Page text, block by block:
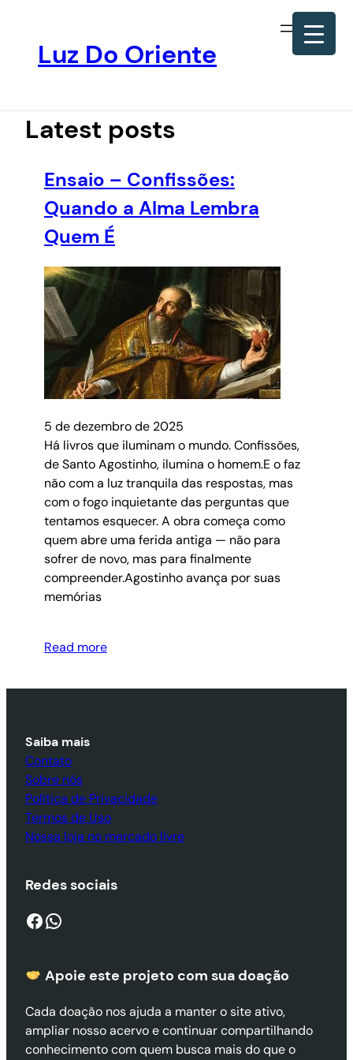
conteúdo
Luz Do Oriente
Latest posts
Ensaio – Confissões:
Quando a Alma Lembra
Quem É
5 de dezembro de 2025
Há livros que iluminam o mundo. Confissões,
de Santo Agostinho, ilumina o homem.E o faz
não com a luz tranquila das respostas, mas
com o fogo inquietante das perguntas que
tentamos esquecer. A obra começa como
quem abre uma ferida antiga — não para
sofrer de novo, mas para finalmente
compreender.Agostinho avança por suas
memórias
Read more
Saiba mais
Contato
Sobre nós
Política de Privacidade
Termos de Uso
Nossa loja no mercado livre
Redes sociais
Facebook WhatsApp
Apoie este projeto com sua doação
Cada doação nos ajuda a manter o site ativo,
ampliar nosso acervo e continuar compartilhando
conhecimento com quem busca mais do que o